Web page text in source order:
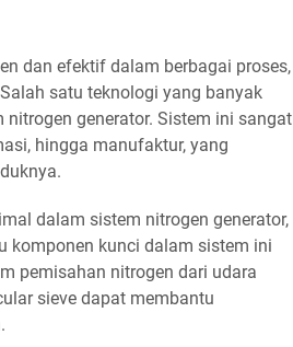
dan efektif dalam berbagai proses,
satu teknologi yang banyak
generator. Sistem ini sangat
hingga manufaktur, yang
dalam sistem nitrogen generator,
komponen kunci dalam sistem ini
pemisahan nitrogen dari udara
sieve dapat membantu